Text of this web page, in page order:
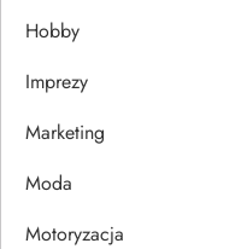
a
w
p
Hobby
Imprezy
Marketing
Moda
Motoryzacja